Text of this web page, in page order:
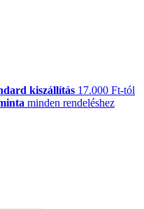
kiszállítás 17.000 Ft-tól
minden rendeléshez